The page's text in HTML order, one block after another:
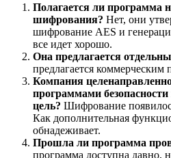
Полагается ли программа
шифрования? Нет, они
шифрование AES и
все идет хорошо.
Она предлагается
предлагается
Компания
программами
цель? Шифрование
Как дополнительная
обнадеживает.
Прошла ли программа
программа доступна давно,